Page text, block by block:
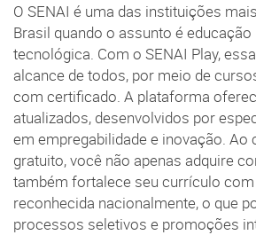
O SENAI é uma das instituições
Brasil quando o assunto é
tecnológica. Com o SENAI Play,
alcance de todos, por meio de
com certificado. A plataforma
atualizados, desenvolvidos por
em empregabilidade e inovação. Ao
gratuito, você não apenas adquire
também fortalece seu currículo
reconhecida nacionalmente, o que
processos seletivos e promoções